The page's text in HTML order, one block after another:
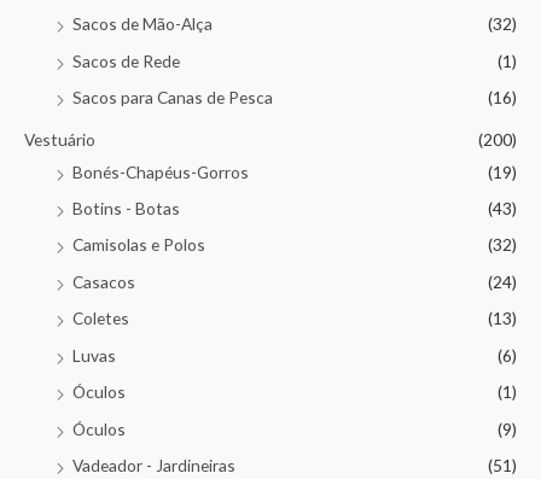
Sacos de Mão-Alça
(32)
Sacos de Rede
(1)
Sacos para Canas de Pesca
(16)
Vestuário
(200)
Bonés-Chapéus-Gorros
(19)
Botins - Botas
(43)
Camisolas e Polos
(32)
Casacos
(24)
Coletes
(13)
Luvas
(6)
Óculos
(1)
Óculos
(9)
Vadeador - Jardineiras
(51)